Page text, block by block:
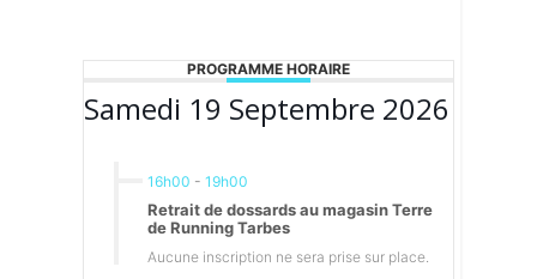
PROGRAMME HORAIRE
Samedi 19 Septembre 2026
16h00 - 19h00
Retrait de dossards au magasin Terre
de Running Tarbes
Aucune inscription ne sera prise sur place.